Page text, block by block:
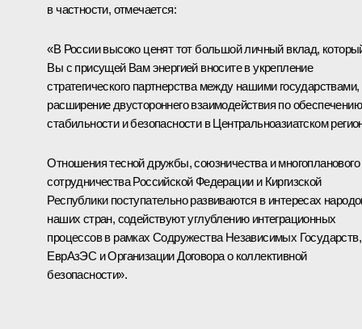
в частности, отмечается:
«В России высоко ценят тот большой личный вклад,
Вы с присущей Вам энергией вносите в укрепление
стратегического партнерства между нашими государствами,
расширение двустороннего взаимодействия по обеспечению
стабильности и безопасности в Центральноазиатском
Отношения тесной дружбы, союзничества и многопланового
сотрудничества Российской Федерации и Киргизской
Республики поступательно развиваются в интересах
наших стран, содействуют углублению интеграционных
процессов в рамках Содружества Независимых Государств,
ЕврАзЭС и Организации Договора о коллективной
безопасности».